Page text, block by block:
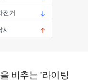
비추는 '라이팅